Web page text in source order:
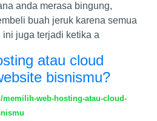
anda merasa bingung,
buah jeruk karena semua
ini juga terjadi ketika a
atau cloud
bisnismu?
web-hosting-atau-cloud-